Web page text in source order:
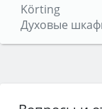
Körting
Духовые